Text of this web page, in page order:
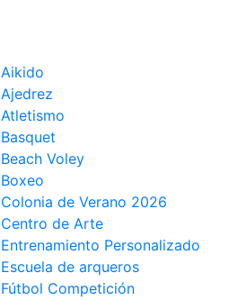
Aikido
Ajedrez
Atletismo
Basquet
Beach Voley
Boxeo
Colonia de Verano 2026
Centro de Arte
Entrenamiento Personalizado
Escuela de arqueros
Fútbol Competición